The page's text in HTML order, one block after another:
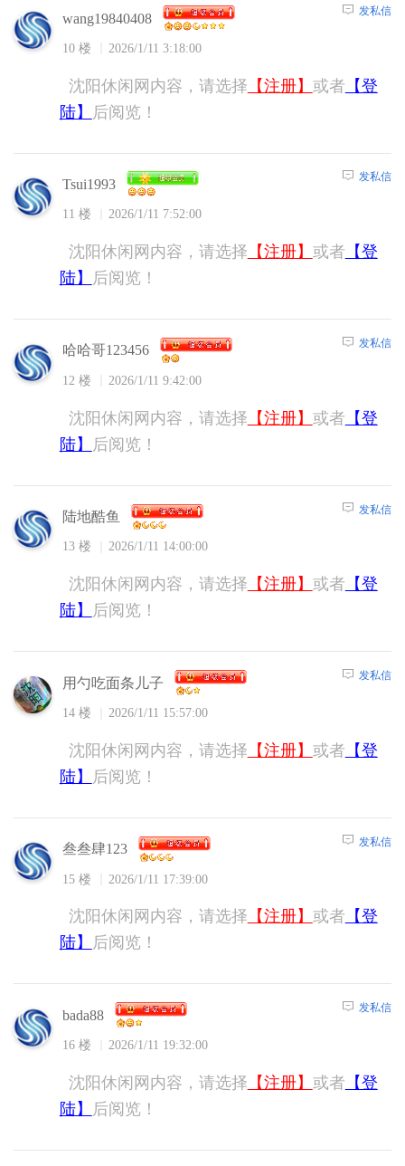
wang19840408
10 楼 2026/1/11 3:18:00
发私信
沈阳休闲网内容，请选择 【注册】 或者 【登
陆】
后阅览！
Tsui1993
11 楼 2026/1/11 7:52:00
发私信
沈阳休闲网内容，请选择 【注册】 或者 【登
陆】
后阅览！
哈哈哥123456
12 楼 2026/1/11 9:42:00
发私信
沈阳休闲网内容，请选择 【注册】 或者 【登
陆】
后阅览！
陆地酷鱼
13 楼 2026/1/11 14:00:00
发私信
沈阳休闲网内容，请选择 【注册】 或者 【登
陆】
后阅览！
用勺吃面条儿子
14 楼 2026/1/11 15:57:00
发私信
沈阳休闲网内容，请选择 【注册】 或者 【登
陆】
后阅览！
叁叁肆123
15 楼 2026/1/11 17:39:00
发私信
沈阳休闲网内容，请选择 【注册】 或者 【登
陆】
后阅览！
bada88
16 楼 2026/1/11 19:32:00
发私信
沈阳休闲网内容，请选择 【注册】 或者 【登
陆】
后阅览！